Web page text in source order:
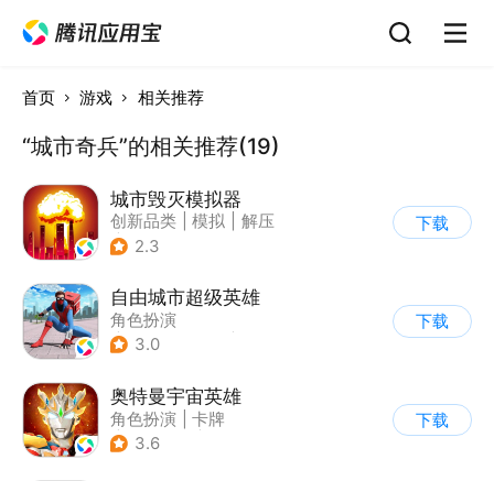
首页 游戏 相关推荐
“城市奇兵”的相关推荐(19)
城市毁灭模拟器
创新品类 模拟
解压
| 开放世界
2.3
下载
自由城市超级英雄
角色扮演
| 第三人称射击
3.0
下载
奥特曼宇宙英雄
角色扮演
卡牌
| 影视改编
3.6
下载